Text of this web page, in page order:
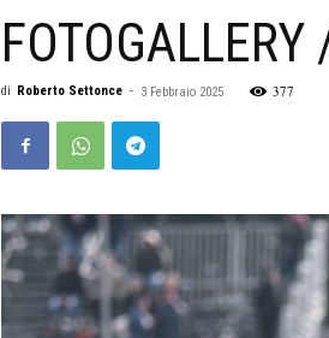
di Roberto Settonce - 3 Febbraio 2025 377